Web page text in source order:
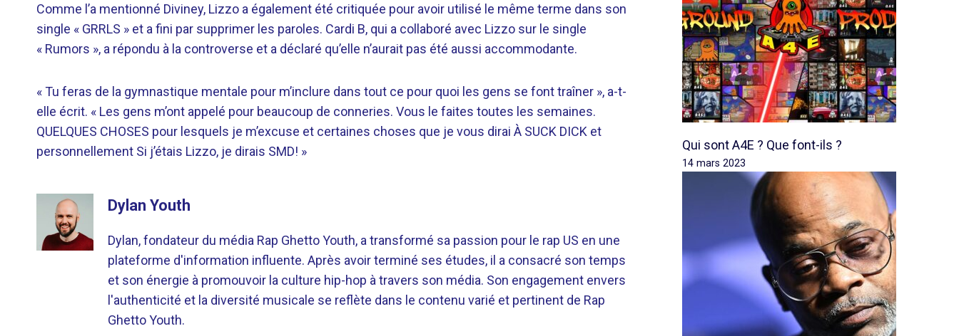
Comme l’a mentionné Diviney, Lizzo a également été critiquée pour avoir utilisé le même terme dans son
single « GRRLS » et a fini par supprimer les paroles. Cardi B, qui a collaboré avec Lizzo sur le single
« Rumors », a répondu à la controverse et a déclaré qu’elle n’aurait pas été aussi accommodante.
« Tu feras de la gymnastique mentale pour m’inclure dans tout ce pour quoi les gens se font traîner », a-t-
elle écrit. « Les gens m’ont appelé pour beaucoup de conneries. Vous le faites toutes les semaines.
QUELQUES CHOSES pour lesquels je m’excuse et certaines choses que je vous dirai À SUCK DICK et
personnellement Si j’étais Lizzo, je dirais SMD! »
Dylan Youth
Dylan, fondateur du média Rap Ghetto Youth, a transformé sa passion pour le rap US en une
plateforme d'information influente. Après avoir terminé ses études, il a consacré son temps
et son énergie à promouvoir la culture hip-hop à travers son média. Son engagement envers
l'authenticité et la diversité musicale se reflète dans le contenu varié et pertinent de Rap
Ghetto Youth.
Qui sont A4E ? Que font-ils ?
14 mars 2023